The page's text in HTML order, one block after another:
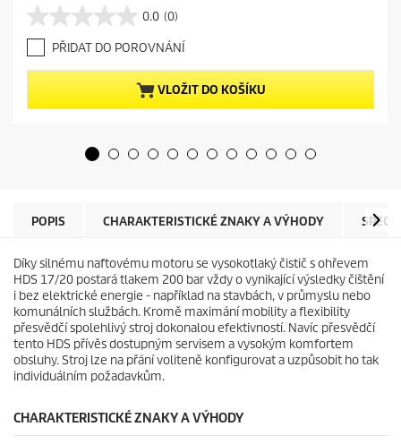
e
n
t
p
r
e
0.0 (0)
0
.
0
z
5
h
e
PŘIDAT DO POROVNÁNÍ
VLOŽIT DO KOŠÍKU
POPIS CHARAKTERISTICKÉ ZNAKY A VÝHODY
Díky silnému naftovému motoru se vysokotlaký čistič s ohřevem
HDS 17/20 postará tlakem 200 bar vždy o vynikající výsledky čištění
i bez elektrické energie - například na stavbách, v průmyslu nebo
komunálních službách. Kromě maximání mobility a flexibility
přesvědčí spolehlivý stroj dokonalou efektivností. Navíc přesvědčí
tento HDS přívěs dostupným servisem a vysokým komfortem
obsluhy. Stroj lze na přání voliteně konfigurovat a uzpůsobit ho tak
individuálním požadavkům.
CHARAKTERISTICKÉ ZNAKY A VÝHODY